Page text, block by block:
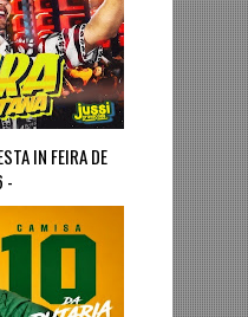
IN FEIRA DE
-